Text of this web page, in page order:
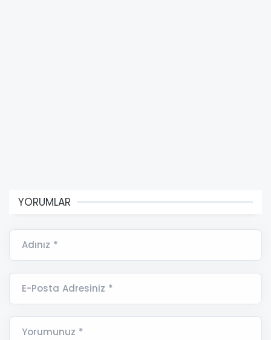
YORUMLAR
Adınız *
E-Posta Adresiniz *
Yorumunuz *